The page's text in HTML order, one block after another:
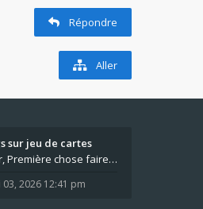
Répondre
Aller
sur jeu de cartes
Bonjour, Première chose faire un arrêt complet de
2026 12:41 pm